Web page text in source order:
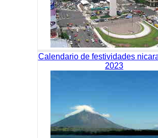
Calendario de festividades
2023